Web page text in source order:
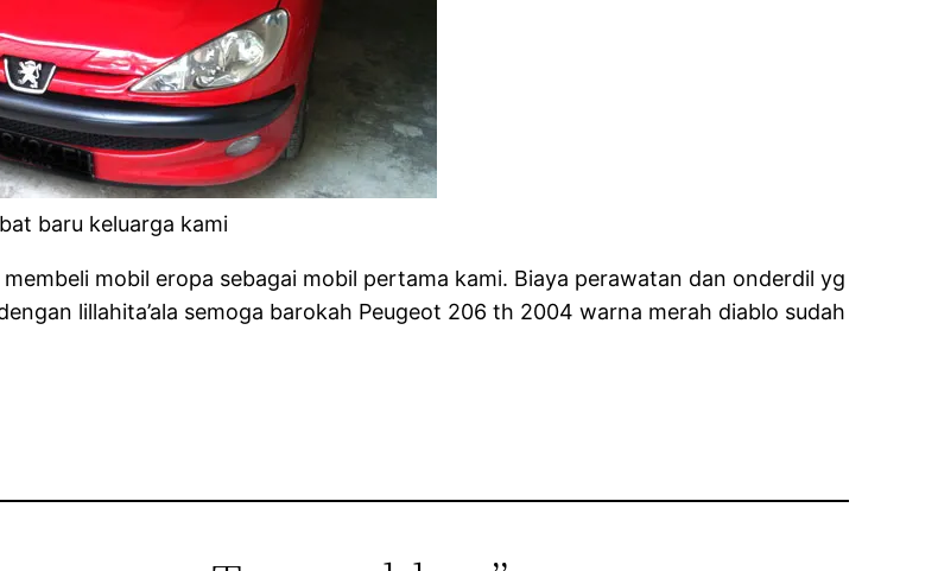
baru keluarga kami
mobil eropa sebagai mobil pertama kami. Biaya perawatan dan onderdil yg
lillahita’ala semoga barokah Peugeot 206 th 2004 warna merah diablo sudah